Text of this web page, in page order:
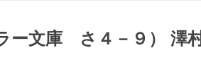
ー文庫 さ４－９） 澤